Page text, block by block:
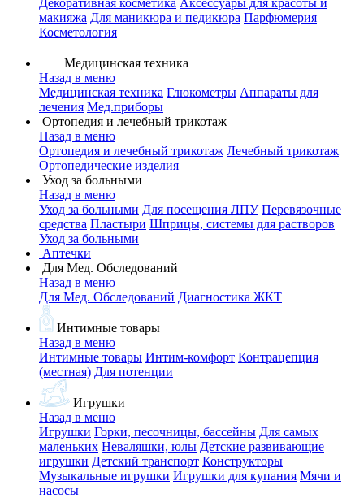
Декоративная косметика Аксессуары для красоты и
макияжа Для маникюра и педикюра Парфюмерия
Косметология
Медицинская техника
Назад в меню
Медицинская техника Глюкометры Аппараты для
лечения Мед.приборы
Ортопедия и лечебный трикотаж
Назад в меню
Ортопедия и лечебный трикотаж Лечебный трикотаж
Ортопедические изделия
Уход за больными
Назад в меню
Уход за больными Для посещения ЛПУ Перевязочные
средства Пластыри Шприцы, системы для растворов
Уход за больными
Аптечки
Для Мед. Обследований
Назад в меню
Для Мед. Обследований Диагностика ЖКТ
Интимные товары
Назад в меню
Интимные товары Интим-комфорт Контрацепция
(местная) Для потенции
Игрушки
Назад в меню
Игрушки Горки, песочницы, бассейны Для самых
маленьких Неваляшки, юлы Детские развивающие
игрушки Детский транспорт Конструкторы
Музыкальные игрушки Игрушки для купания Мячи и
насосы